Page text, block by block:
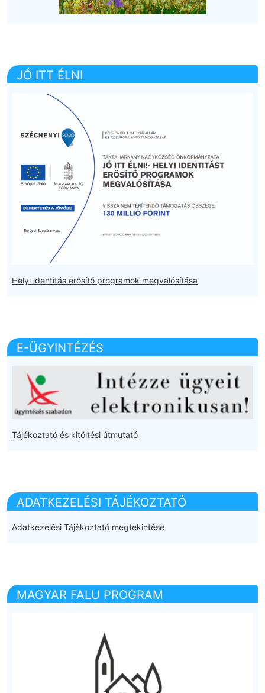
JÓ ITT ÉLNI
Helyi identitás erősítő programok megvalósítása
E-ÜGYINTÉZÉS
Tájékoztató és kitöltési útmutató
ADATKEZELÉSI TÁJÉKOZTATÓ
Adatkezelési Tájékoztató megtekintése
MAGYAR FALU PROGRAM